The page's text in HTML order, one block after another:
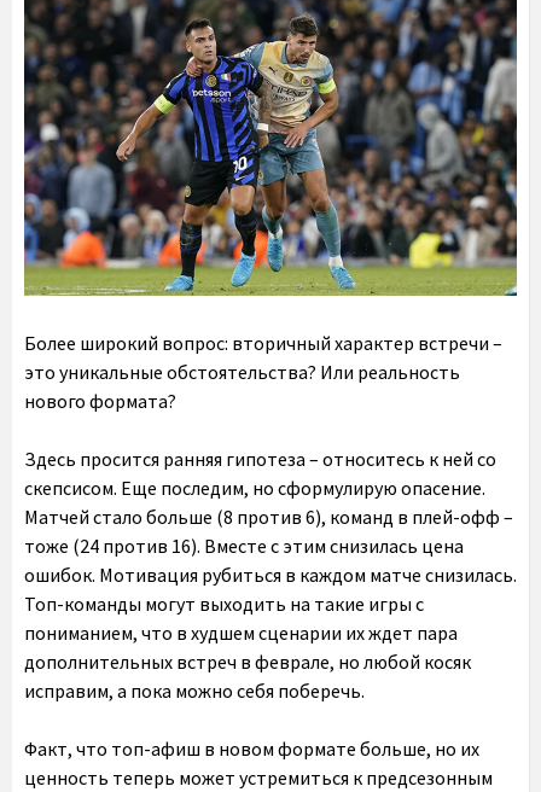
Более широкий вопрос: вторичный характер встречи –
это уникальные обстоятельства? Или реальность
нового формата?
Здесь просится ранняя гипотеза – относитесь к ней со
скепсисом. Еще последим, но сформулирую опасение.
Матчей стало больше (8 против 6), команд в плей-офф –
тоже (24 против 16). Вместе с этим снизилась цена
ошибок. Мотивация рубиться в каждом матче снизилась.
Топ-команды могут выходить на такие игры с
пониманием, что в худшем сценарии их ждет пара
дополнительных встреч в феврале, но любой косяк
исправим, а пока можно себя поберечь.
Факт, что топ-афиш в новом формате больше, но их
ценность теперь может устремиться к предсезонным